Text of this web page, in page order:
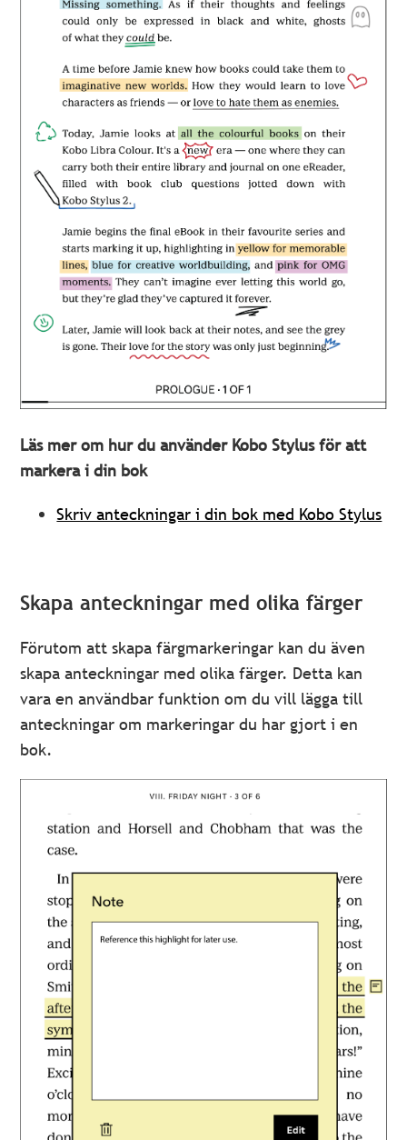
Läs mer om hur du använder Kobo Stylus för att
markera i din bok
Skriv anteckningar i din bok med Kobo Stylus
Skapa anteckningar med olika färger
Förutom att skapa färgmarkeringar kan du även
skapa anteckningar med olika färger. Detta kan
vara en användbar funktion om du vill lägga till
anteckningar om markeringar du har gjort i en
bok.